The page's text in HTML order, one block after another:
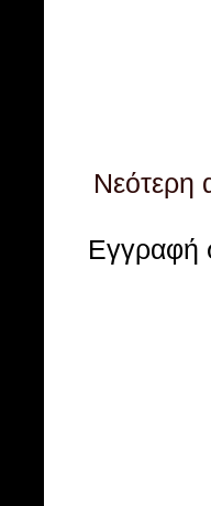
Νεότερη
Εγγραφή